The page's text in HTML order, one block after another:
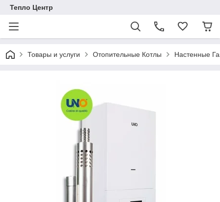
Тепло Центр
Товары и услуги Отопительные Котлы Настенные